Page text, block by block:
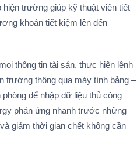
trường giúp kỹ thuật viên tiết
khoản tiết kiệm lên đến
thông tin tài sản, thực hiện lệnh
trường thông qua máy tính bảng –
để nhập dữ liệu thủ công
phản ứng nhanh trước những
giảm thời gian chết không cần